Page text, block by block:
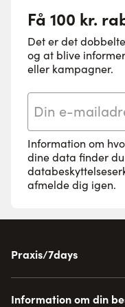
Få 100 kr.
Det er det
og at blive
eller kampagner.
Information om
dine data finder
afmelde dig igen.
Praxis/7days
Information om din